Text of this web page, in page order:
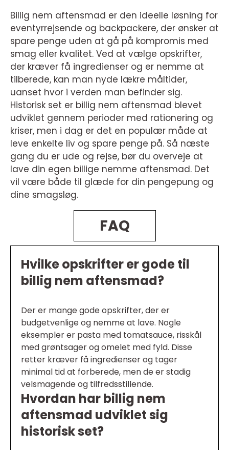
Billig nem aftensmad er den ideelle løsning for
eventyrrejsende og backpackere, der ønsker at
spare penge uden at gå på kompromis med
smag eller kvalitet. Ved at vælge opskrifter,
der kræver få ingredienser og er nemme at
tilberede, kan man nyde lækre måltider,
uanset hvor i verden man befinder sig.
Historisk set er billig nem aftensmad blevet
udviklet gennem perioder med rationering og
kriser, men i dag er det en populær måde at
leve enkelte liv og spare penge på. Så næste
gang du er ude og rejse, bør du overveje at
lave din egen billige nemme aftensmad. Det
vil være både til glæde for din pengepung og
dine smagsløg.
FAQ
Hvilke opskrifter er gode til
billig nem aftensmad?
Der er mange gode opskrifter, der er
budgetvenlige og nemme at lave. Nogle
eksempler er pasta med tomatsauce, risskål
med grøntsager og omelet med fyld. Disse
retter kræver få ingredienser og tager
minimal tid at forberede, men de er stadig
velsmagende og tilfredsstillende.
Hvordan har billig nem
aftensmad udviklet sig
historisk set?